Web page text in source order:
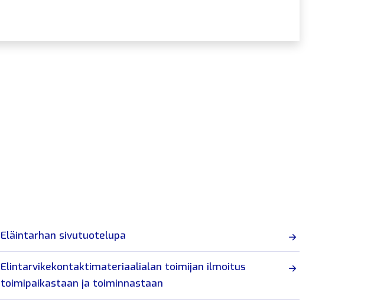
Eläintarhan sivutuotelupa
Elintarvikekontaktimateriaalialan toimijan ilmoitus
toimipaikastaan ja toiminnastaan